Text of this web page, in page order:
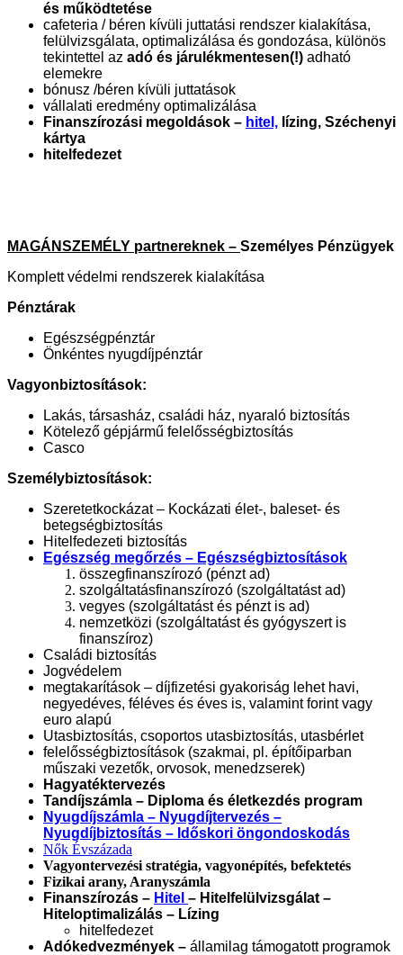
és működtetése
cafeteria / béren kívüli juttatási rendszer kialakítása,
felülvizsgálata, optimalizálása és gondozása, különös
tekintettel az adó és járulékmentesen(!) adható
elemekre
bónusz /béren kívüli juttatások
vállalati eredmény optimalizálása
Finanszírozási megoldások – hitel, lízing, Széchenyi
kártya
hitelfedezet
MAGÁNSZEMÉLY partnereknek – Személyes Pénzügyek
Komplett védelmi rendszerek kialakítása
Pénztárak
Egészségpénztár
Önkéntes nyugdíjpénztár
Vagyonbiztosítások:
Lakás, társasház, családi ház, nyaraló biztosítás
Kötelező gépjármű felelősségbiztosítás
Casco
Személybiztosítások:
Szeretetkockázat – Kockázati élet-, baleset- és
betegségbiztosítás
Hitelfedezeti biztosítás
Egészség megőrzés – Egészségbiztosítások
összegfinanszírozó (pénzt ad)
szolgáltatásfinanszírozó (szolgáltatást ad)
vegyes (szolgáltatást és pénzt is ad)
nemzetközi (szolgáltatást és gyógyszert is
finanszíroz)
Családi biztosítás
Jogvédelem
megtakarítások – díjfizetési gyakoriság lehet havi,
negyedéves, féléves és éves is, valamint forint vagy
euro alapú
Utasbiztosítás, csoportos utasbiztosítás, utasbérlet
felelősségbiztosítások (szakmai, pl. építőiparban
műszaki vezetők, orvosok, menedzserek)
Hagyatéktervezés
Tandíjszámla – Diploma és életkezdés program
Nyugdíjszámla – Nyugdíjtervezés –
Nyugdíjbiztosítás – Időskori öngondoskodás
Nők Évszázada
Vagyontervezési stratégia, vagyonépítés, befektetés
Fizikai arany, Aranyszámla
Finanszírozás – Hitel – Hitelfelülvizsgálat –
Hiteloptimalizálás – Lízing
hitelfedezet
Adókedvezmények – államilag támogatott programok